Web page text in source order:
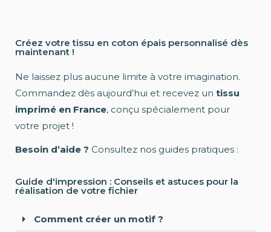
Créez votre tissu en coton épais personnalisé dès
maintenant !
Ne laissez plus aucune limite à votre imagination.
Commandez dès aujourd’hui et recevez un tissu
imprimé en France, conçu spécialement pour
votre projet !
Besoin d’aide ? Consultez nos guides pratiques :
Guide d'impression : Conseils et astuces pour la
réalisation de votre fichier
Comment créer un motif ?